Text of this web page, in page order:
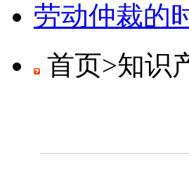
劳动仲裁的
首页>知识